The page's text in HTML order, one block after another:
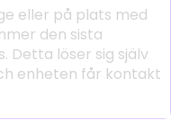
eller på plats med
den sista
Detta löser sig själv
enheten får kontakt